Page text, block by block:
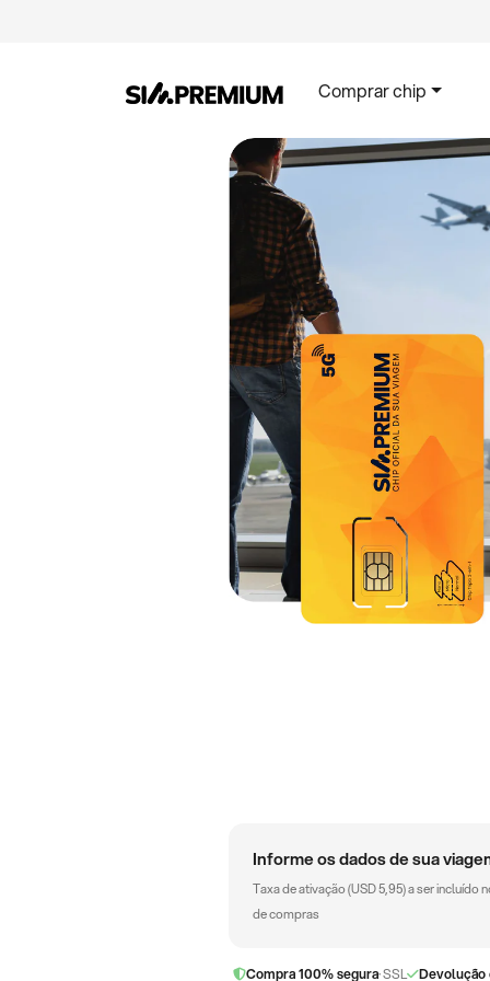
Comprar chip
Informe os dados de sua
Taxa de ativação (USD5,95) a ser incluído
de compras
Compra 100% segura· SSL Devolução